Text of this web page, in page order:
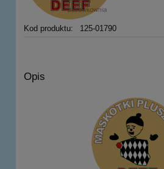
Kod produktu: 125-01790
Opis